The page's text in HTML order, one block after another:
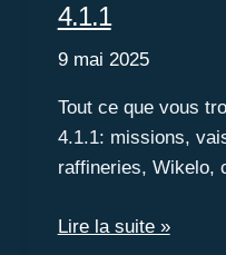
4.1.1
9 mai 2025
Tout ce que vous
4.1.1: missions,
raffineries, Wikelo,
Ce
Lire la suite »